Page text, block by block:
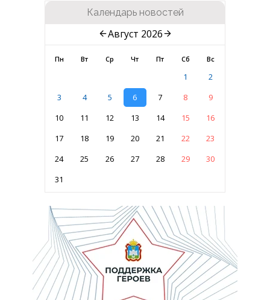
Календарь новостей
Август 2026
Пн Вт Ср Чт Пт Сб Вс
1
2
3
4 5 6 7 8
9
10
11 12 13 14 15
16
17
18 19 20 21 22
23
24
25 26 27 28 29
30
31